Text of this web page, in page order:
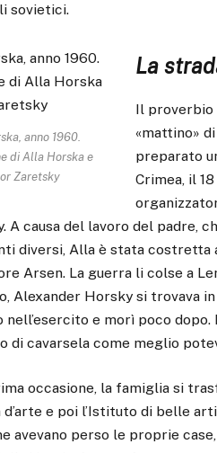
sovietici.
anno 1960.
di Alla Horska e
Zaretsky
La
Il proverbio
«mattino»
preparato
Crimea, il
A causa del lavoro del padre,
diversi, Alla è stata
Arsen. La guerra li colse a
Alexander Horsky si trovava
nell’esercito e morì poco dopo.
di cavarsela come meglio
occasione, la famiglia si
d’arte e poi l’Istituto di belle
avevano perso le proprie